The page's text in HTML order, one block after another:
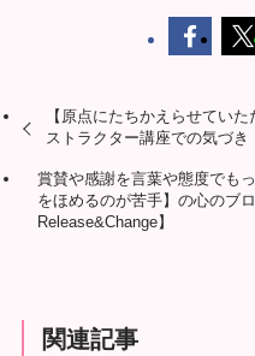
【原点にたちかえらせてい
ストラクター講座での気づき
賞賛や感謝を言葉や態度でも
をほめるのが苦手】の心のブ
Release&Change】
関連記事